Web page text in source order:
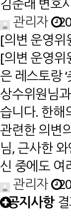
관리자
[의변 운영
[의변 운영위
은 레스토랑
상수위원님
습니다. 한해
관련한 의변
님, 근사한
신 중에도 여
관리자
공지사항결